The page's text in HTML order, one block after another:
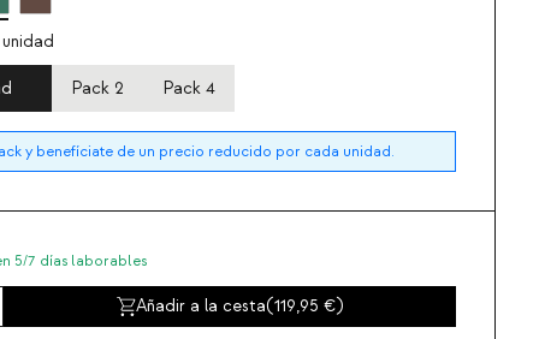
Pack 2 Pack 4
y benefíciate de un precio reducido por cada unidad.
5/7 días laborables
Añadir a la cesta(119,95 )